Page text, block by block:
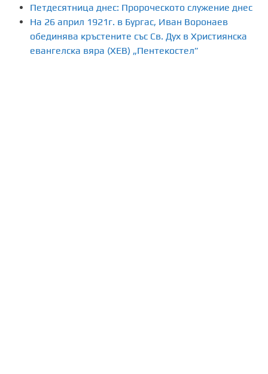
Петдесятница днес: Пророческото служение днес
На 26 април 1921г. в Бургас, Иван Воронаев
обединява кръстените със Св. Дух в Християнска
евангелска вяра (ХЕВ) „Пентекостел”